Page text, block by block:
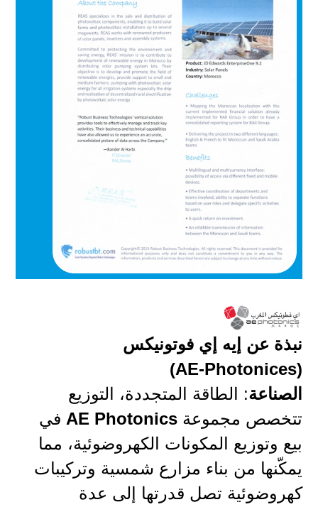
نبذة عن إيه إي فوتونيكس
(AE-Photonices)
الصناعة: الطاقة المتجددة، التوزيع
تتخصص مجموعةAE Photonics في
بيع وتوزيع المكونات الكهروضوئية، مما
يمكّنها من بناء مزارع شمسية وتركيبات
كهروضوئية تصل قدرتها إلى عدة